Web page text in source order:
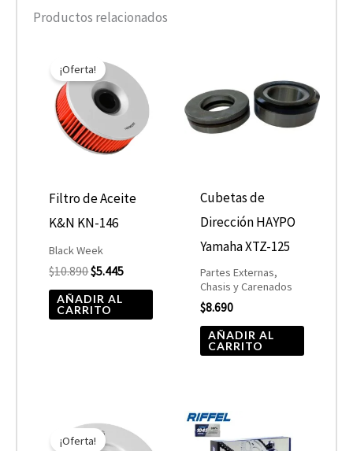
Productos relacionados
¡Oferta!
Filtro de Aceite
K&N KN-146
Black Week
$10.890
precio
original
era:
$10.890.
$5.445
actual
es:
$5.445.
AÑADIR AL
CARRITO
Cubetas de
Dirección HAYPO
Yamaha XTZ-125
Partes Externas,
Chasis y Carenados
$8.690
AÑADIR AL
CARRITO
¡Oferta!
precio
original
precio
actual